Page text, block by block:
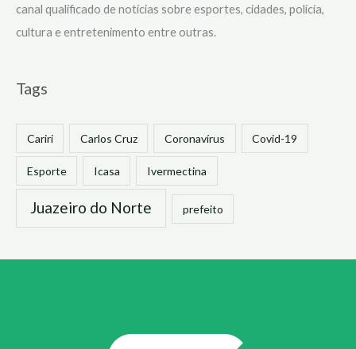
canal qualificado de notícias sobre esportes, cidades, polícia,
cultura e entretenimento entre outras.
Tags
Cariri Carlos Cruz Coronavírus Covid-19
Esporte Icasa Ivermectina
Juazeiro do Norte prefeito